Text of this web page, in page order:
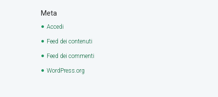
Meta
Accedi
Feed dei contenuti
Feed dei commenti
WordPress.org